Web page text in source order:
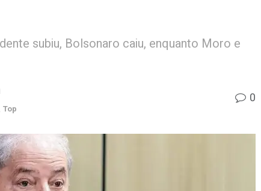
subiu, Bolsonaro caiu, enquanto Moro e
Top
0